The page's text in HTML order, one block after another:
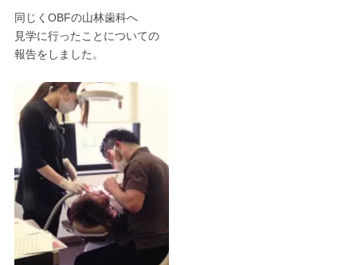
同じくOBFの山林歯科へ
見学に行ったことについての
報告をしました。